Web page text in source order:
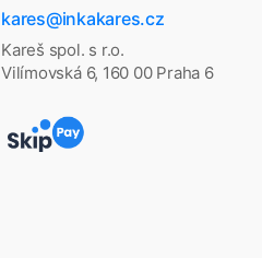
kares@inkakares.cz
Kareš spol. s r.o.
Vilímovská 6, 160 00 Praha 6